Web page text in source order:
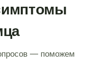
— поможем